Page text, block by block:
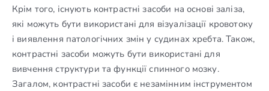
Крім того, існують контрастні засоби на основі заліза,
які можуть бути використані для візуалізації кровотоку
і виявлення патологічних змін у судинах хребта. Також,
контрастні засоби можуть бути використані для
вивчення структури та функції спинного мозку.
Загалом, контрастні засоби є незамінним інструментом